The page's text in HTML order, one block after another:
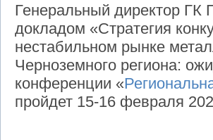
Генеральный директор
докладом «Стратегия
нестабильном рынке
Черноземного региона:
конференции «
пройдет 15-16 февраля